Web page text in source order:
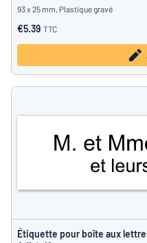
93 x 25 mm, Plastique gravé
€5.39 TTC
Étiquette pour boîte aux